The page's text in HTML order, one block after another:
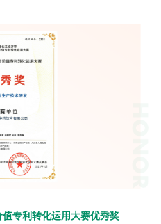
专利转化运用大赛优秀奖